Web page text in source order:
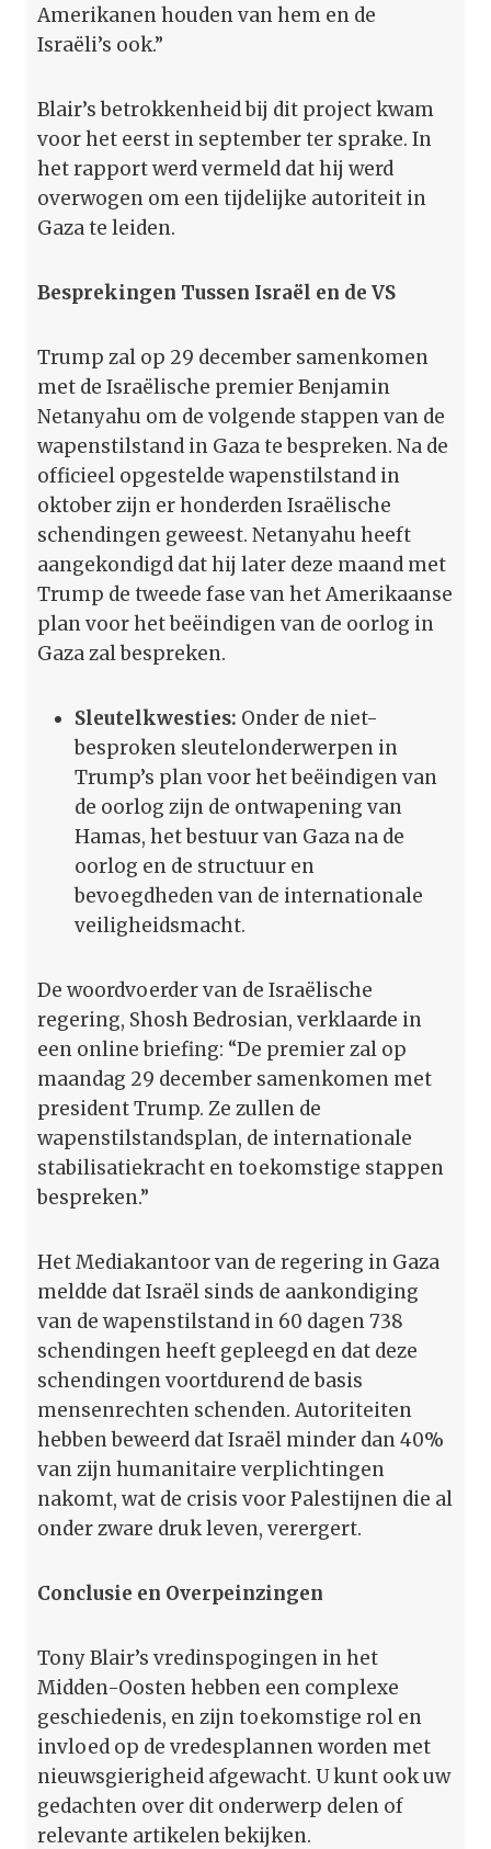
Amerikanen houden van hem en de
Israëli’s ook.”
Blair’s betrokkenheid bij dit project kwam
voor het eerst in september ter sprake. In
het rapport werd vermeld dat hij werd
overwogen om een tijdelijke autoriteit in
Gaza te leiden.
Besprekingen Tussen Israël en de VS
Trump zal op 29 december samenkomen
met de Israëlische premier Benjamin
Netanyahu om de volgende stappen van de
wapenstilstand in Gaza te bespreken. Na de
officieel opgestelde wapenstilstand in
oktober zijn er honderden Israëlische
schendingen geweest. Netanyahu heeft
aangekondigd dat hij later deze maand met
Trump de tweede fase van het Amerikaanse
plan voor het beëindigen van de oorlog in
Gaza zal bespreken.
Sleutelkwesties: Onder de niet-
besproken sleutelonderwerpen in
Trump’s plan voor het beëindigen van
de oorlog zijn de ontwapening van
Hamas, het bestuur van Gaza na de
oorlog en de structuur en
bevoegdheden van de internationale
veiligheidsmacht.
De woordvoerder van de Israëlische
regering, Shosh Bedrosian, verklaarde in
een online briefing: “De premier zal op
maandag 29 december samenkomen met
president Trump. Ze zullen de
wapenstilstandsplan, de internationale
stabilisatiekracht en toekomstige stappen
bespreken.”
Het Mediakantoor van de regering in Gaza
meldde dat Israël sinds de aankondiging
van de wapenstilstand in 60 dagen 738
schendingen heeft gepleegd en dat deze
schendingen voortdurend de basis
mensenrechten schenden. Autoriteiten
hebben beweerd dat Israël minder dan 40%
van zijn humanitaire verplichtingen
nakomt, wat de crisis voor Palestijnen die al
onder zware druk leven, verergert.
Conclusie en Overpeinzingen
Tony Blair’s vredinspogingen in het
Midden-Oosten hebben een complexe
geschiedenis, en zijn toekomstige rol en
invloed op de vredesplannen worden met
nieuwsgierigheid afgewacht. U kunt ook uw
gedachten over dit onderwerp delen of
relevante artikelen bekijken.